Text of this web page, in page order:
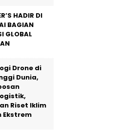
HADIR DI
BAGIAN
GLOBAL
Drone di
Dunia,
Riset Iklim
Ekstrem